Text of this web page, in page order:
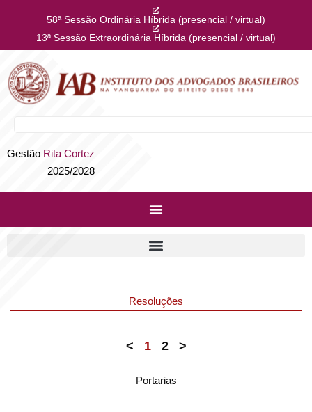
58ª Sessão Ordinária Híbrida (presencial / virtual)
13ª Sessão Extraordinária Híbrida (presencial / virtual)
Gestão Rita Cortez
2025/2028
Resoluções
Portarias
< 1 2 >